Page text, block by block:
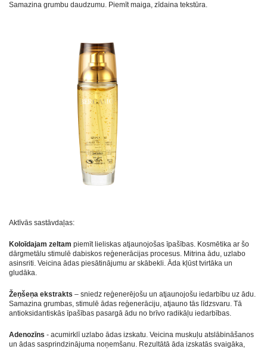
Samazina grumbu daudzumu. Piemīt maiga, zīdaina tekstūra.
Aktīvās sastāvdaļas:
Koloīdajam zeltam piemīt lieliskas atjaunojošas īpašības. Kosmētika ar šo
dārgmetālu stimulē dabiskos reģenerācijas procesus. Mitrina ādu, uzlabo
asinsriti. Veicina ādas piesātinājumu ar skābekli. Āda kļūst tvirtāka un
gludāka.
Žeņšeņa ekstrakts – sniedz reģenerējošu un atjaunojošu iedarbību uz ādu.
Samazina grumbas, stimulē ādas reģenerāciju, atjauno tās līdzsvaru. Tā
antioksidantiskās īpašības pasargā ādu no brīvo radikāļu iedarbības.
Adenozīns - acumirklī uzlabo ādas izskatu. Veicina muskuļu atslābināšanos
un ādas sasprindzinājuma noņemšanu. Rezultātā āda izskatās svaigāka,